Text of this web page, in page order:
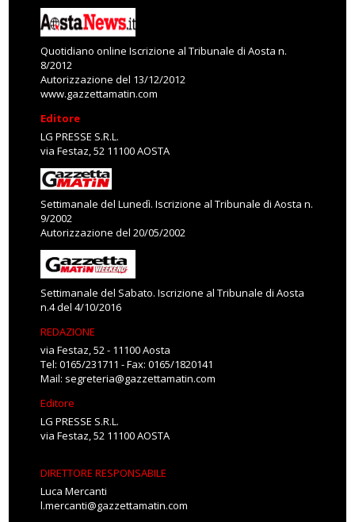
Quotidiano online Iscrizione al Tribunale di Aosta n.
8/2012
Autorizzazione del 13/12/2012
www.gazzettamatin.com
Editore
LG PRESSE S.R.L.
via Festaz, 52 11100 AOSTA
Settimanale del Lunedì. Iscrizione al Tribunale di Aosta n.
9/2002
Autorizzazione del 20/05/2002
Settimanale del Sabato. Iscrizione al Tribunale di Aosta
n.4 del 4/10/2016
REDAZIONE
via Festaz, 52 - 11100 Aosta
Tel: 0165/231711 - Fax: 0165/1820141
Mail: segreteria@gazzettamatin.com
Editore
LG PRESSE S.R.L.
via Festaz, 52 11100 AOSTA
DIRETTORE RESPONSABILE
Luca Mercanti
l.mercanti@gazzettamatin.com